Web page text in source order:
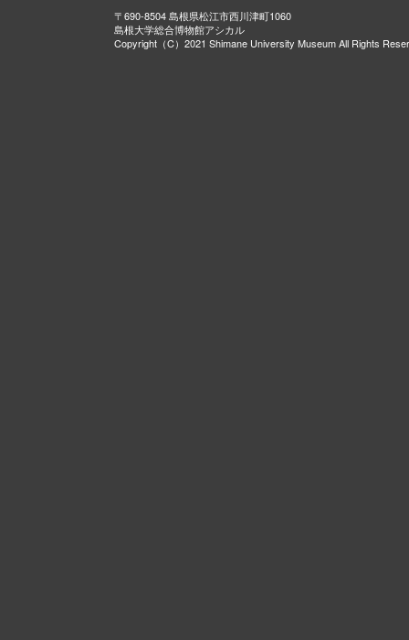
〒690-8504 島根県松江市西川津町1060
島根大学総合博物館アシカル
Copyright（C）2021 Shimane University Museum All Rights